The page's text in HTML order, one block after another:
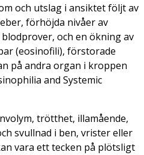
och utslag i ansiktet följt av
förhöjda nivåer av
och en ökning av
(eosinofili), förstorade
på andra organ i kroppen
and Systemic
trötthet, illamående,
svullnad i ben, vrister eller
vara ett tecken på plötsligt